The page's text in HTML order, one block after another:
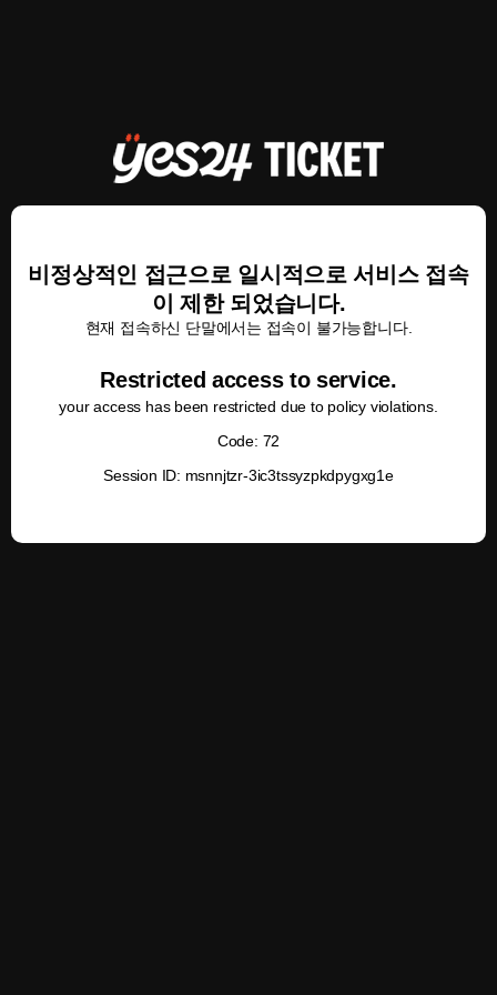
비정상적인 접근으로 일시적으로 서비스 접속
이 제한 되었습니다.
현재 접속하신 단말에서는 접속이 불가능합니다.
Restricted access to service.
your access has been restricted due to policy violations.
Code: 72
Session ID: msnnjtzr-3ic3tssyzpkdpygxg1e